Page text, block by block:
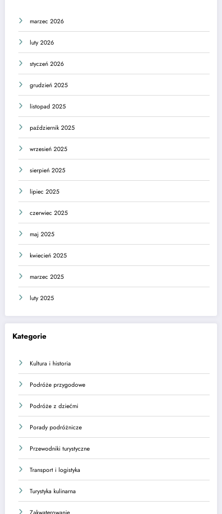
marzec 2026
luty 2026
styczeń 2026
grudzień 2025
listopad 2025
październik 2025
wrzesień 2025
sierpień 2025
lipiec 2025
czerwiec 2025
maj 2025
kwiecień 2025
marzec 2025
luty 2025
Kategorie
Kultura i historia
Podróże przygodowe
Podróże z dziećmi
Porady podróżnicze
Przewodniki turystyczne
Transport i logistyka
Turystyka kulinarna